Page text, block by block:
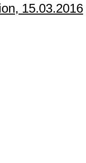
15.03.2016